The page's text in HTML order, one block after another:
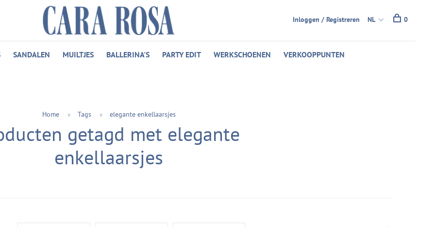
SANDALEN MUILTJES BALLERINA'S PARTY EDIT WERKSCHOENEN VERKOOPPUNTEN
Inloggen / Registreren NL 0
Home Tags elegante enkellaarsjes
getagd met elegante
enkellaarsjes